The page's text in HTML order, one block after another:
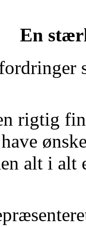
En
rigtig
alt i alt